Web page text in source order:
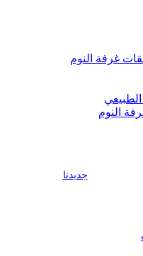
غرفة النوم
النوم
جديدنا